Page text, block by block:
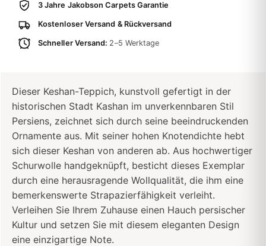
3 Jahre Jakobson Carpets Garantie
Kostenloser Versand & Rückversand
Schneller Versand: 2–5 Werktage
Dieser Keshan-Teppich, kunstvoll gefertigt in der
historischen Stadt Kashan im unverkennbaren Stil
Persiens, zeichnet sich durch seine beeindruckenden
Ornamente aus. Mit seiner hohen Knotendichte hebt
sich dieser Keshan von anderen ab. Aus hochwertiger
Schurwolle handgeknüpft, besticht dieses Exemplar
durch eine herausragende Wollqualität, die ihm eine
bemerkenswerte Strapazierfähigkeit verleiht.
Verleihen Sie Ihrem Zuhause einen Hauch persischer
Kultur und setzen Sie mit diesem eleganten Design
eine einzigartige Note.